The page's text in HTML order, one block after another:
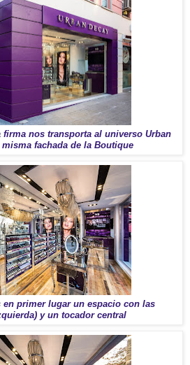
nos transporta al universo Urban
misma fachada de la Boutique
primer lugar un espacio con las
y un tocador central